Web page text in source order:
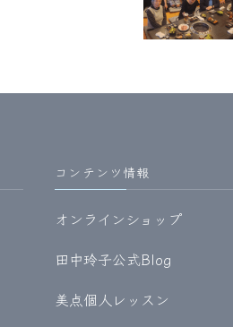
コンテンツ情報
オンラインショップ
田中玲子公式Blog
美点個人レッスン